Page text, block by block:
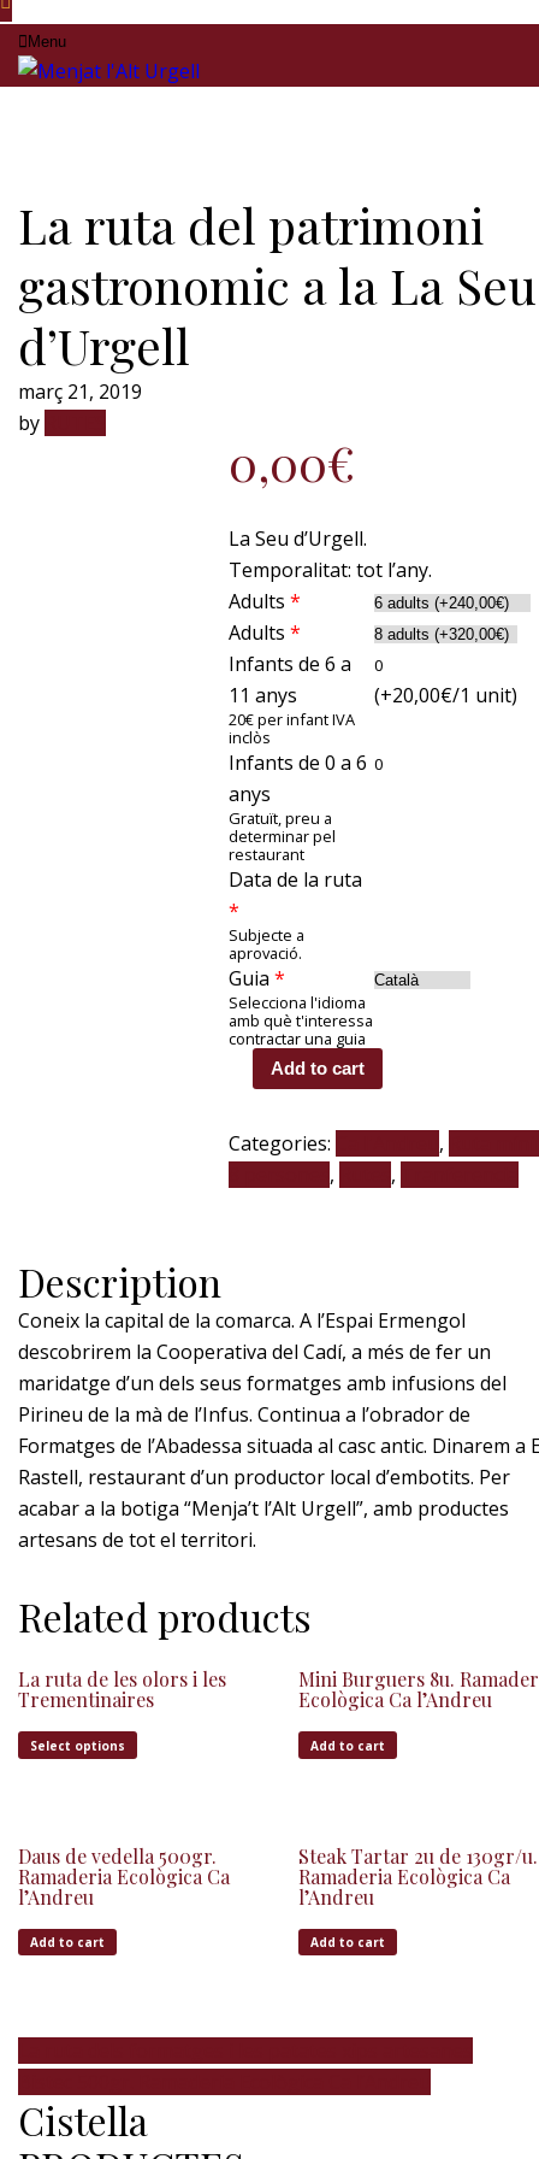
Menu
La ruta del patrimoni
gastronomic a la La Seu
d’Urgell
març 21, 2019
by
0,00€
La Seu d’Urgell.
Temporalitat: tot l’any.
Adults *
Adults *
Infants de 6 a
11 anys
20€ per infant IVA
inclòs
(+20,00€/1 unit)
Infants de 0 a 6
anys
Gratuït, preu a
determinar pel
restaurant
Data de la ruta
*
Subjecte a
aprovació.
Guia *
Selecciona l'idioma
amb què t'interessa
contractar una guia
Add to cart
Categories: ,
, ,
Description
Coneix la capital de la comarca. A l’Espai Ermengol
descobrirem la Cooperativa del Cadí, a més de fer un
maridatge d’un dels seus formatges amb infusions del
Pirineu de la mà de l’Infus. Continua a l’obrador de
Formatges de l’Abadessa situada al casc antic. Dinarem a
Rastell, restaurant d’un productor local d’embotits. Per
acabar a la botiga “Menja’t l’Alt Urgell”, amb productes
artesans de tot el territori.
Related products
La ruta de les olors i les
Trementinaires
Select options
Mini Burguers 8u.
Ecològica Ca l’Andreu
Add to cart
Daus de vedella 500gr.
Ramaderia Ecològica Ca
l’Andreu
Add to cart
Steak Tartar 2u de 130gr/u.
Ramaderia Ecològica Ca
l’Andreu
Add to cart
Cistella